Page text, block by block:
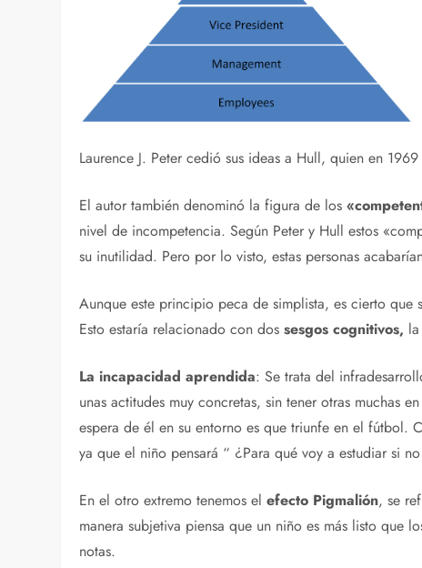
Laurence J. Peter cedió sus ideas a Hull, quien en
El autor también denominó la figura de los
nivel de incompetencia. Según Peter y Hull estos
su inutilidad. Pero por lo visto, estas personas
Aunque este principio peca de simplista, es cierto que
Esto estaría relacionado con dossesgos cognitivos,
La incapacidad aprendida: Se trata del
unas actitudes muy concretas, sin tener otras muchas
espera de él en su entorno es que triunfe en el fútbol.
ya que el niño pensará “ ¿Para qué voy a estudiar si
En el otro extremo tenemos elefecto Pigmalión, se
manera subjetiva piensa que un niño es más listo que
notas.